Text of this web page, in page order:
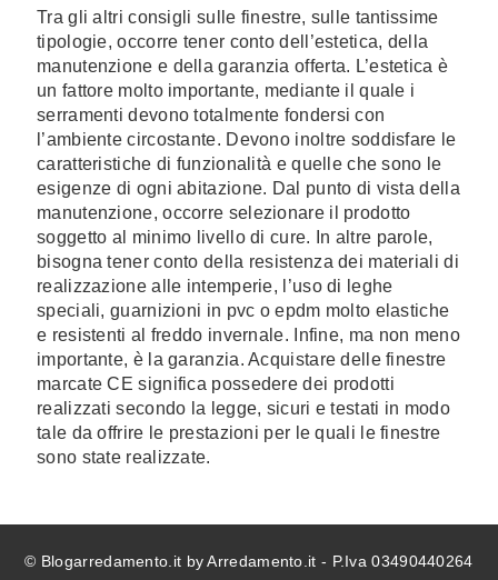
Tra gli altri consigli sulle finestre, sulle tantissime
tipologie, occorre tener conto dell’estetica, della
manutenzione e della garanzia offerta. L’estetica è
un fattore molto importante, mediante il quale i
serramenti devono totalmente fondersi con
l’ambiente circostante. Devono inoltre soddisfare le
caratteristiche di funzionalità e quelle che sono le
esigenze di ogni abitazione. Dal punto di vista della
manutenzione, occorre selezionare il prodotto
soggetto al minimo livello di cure. In altre parole,
bisogna tener conto della resistenza dei materiali di
realizzazione alle intemperie, l’uso di leghe
speciali, guarnizioni in pvc o epdm molto elastiche
e resistenti al freddo invernale. Infine, ma non meno
importante, è la garanzia. Acquistare delle finestre
marcate CE significa possedere dei prodotti
realizzati secondo la legge, sicuri e testati in modo
tale da offrire le prestazioni per le quali le finestre
sono state realizzate.
© Blogarredamento.it by Arredamento.it - P.Iva 03490440264